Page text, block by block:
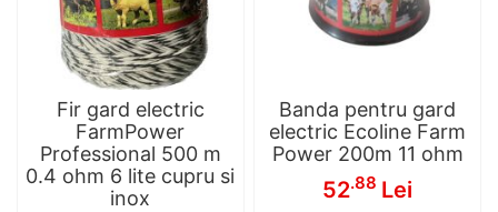
Fir gard electric
FarmPower
Professional 500 m
0.4 ohm 6 lite cupru si
inox
Banda pentru gard
electric Ecoline Farm
Power 200m 11 ohm
52.88 Lei